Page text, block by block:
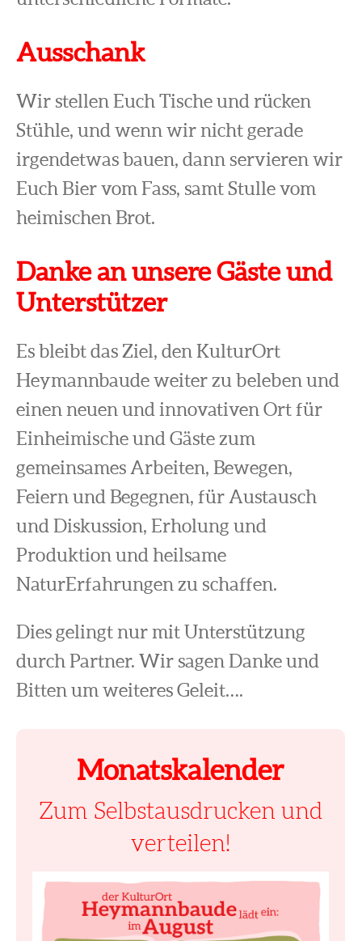
Ausschank
Wir stellen Euch Tische und rücken
Stühle, und wenn wir nicht gerade
irgendetwas bauen, dann servieren wir
Euch Bier vom Fass, samt Stulle vom
heimischen Brot.
Danke an unsere Gäste und
Unterstützer
Es bleibt das Ziel, den KulturOrt
Heymannbaude weiter zu beleben und
einen neuen und innovativen Ort für
Einheimische und Gäste zum
gemeinsames Arbeiten, Bewegen,
Feiern und Begegnen, für Austausch
und Diskussion, Erholung und
Produktion und heilsame
NaturErfahrungen zu schaffen.
Dies gelingt nur mit Unterstützung
durch Partner. Wir sagen Danke und
Bitten um weiteres Geleit….
Monatskalender
Zum Selbstausdrucken und
verteilen!